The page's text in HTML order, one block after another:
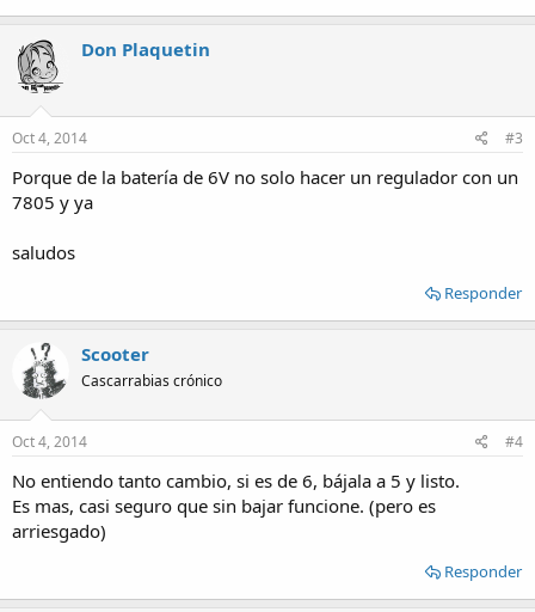
Don Plaquetin
Oct 4, 2014 #3
Porque de la batería de 6V no solo hacer un regulador con un
7805 y ya
saludos
Responder
Scooter
Cascarrabias crónico
Oct 4, 2014 #4
No entiendo tanto cambio, si es de 6, bájala a 5 y listo.
Es mas, casi seguro que sin bajar funcione. (pero es
arriesgado)
Responder